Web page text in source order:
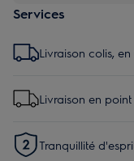
Services
Livraison colis,
Livraison en
Tranquillité